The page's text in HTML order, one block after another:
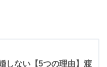
しない【5つの理由】渡